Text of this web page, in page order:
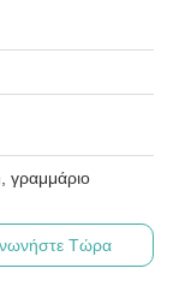
γραμμάριο
Τώρα